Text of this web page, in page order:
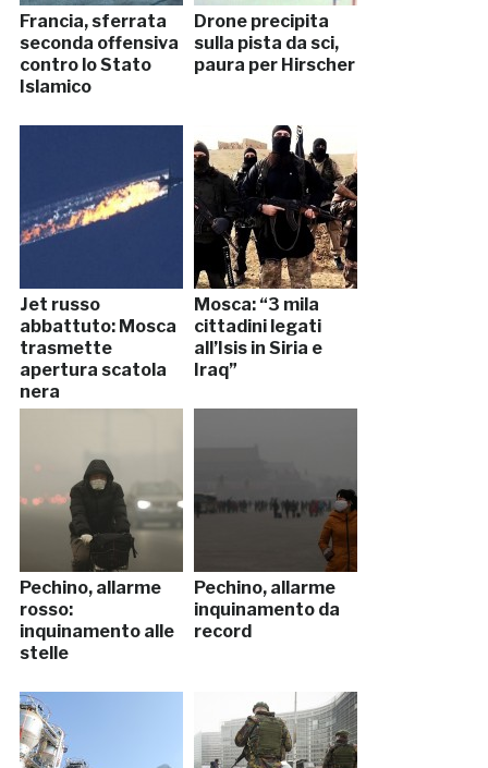
Francia, sferrata
seconda offensiva
contro lo Stato
Islamico
Drone precipita
sulla pista da sci,
paura per Hirscher
Jet russo
abbattuto: Mosca
trasmette
apertura scatola
nera
Mosca: “3 mila
cittadini legati
all’Isis in Siria e
Iraq”
Pechino, allarme
rosso:
inquinamento alle
stelle
Pechino, allarme
inquinamento da
record